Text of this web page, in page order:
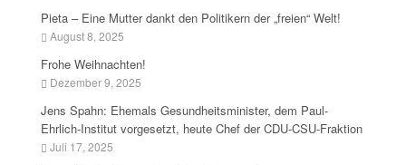
Pieta – Eine Mutter dankt den Politikern der „freien“ Welt!
August 8, 2025
Frohe Weihnachten!
Dezember 9, 2025
Jens Spahn: Ehemals Gesundheitsminister, dem Paul-
Ehrlich-Institut vorgesetzt, heute Chef der CDU-CSU-Fraktion
Juli 17, 2025